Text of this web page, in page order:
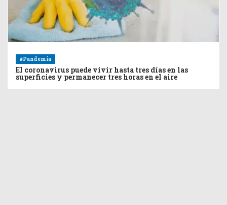
#Pandemia
El coronavirus puede vivir hasta tres días en las
superficies y permanecer tres horas en el aire